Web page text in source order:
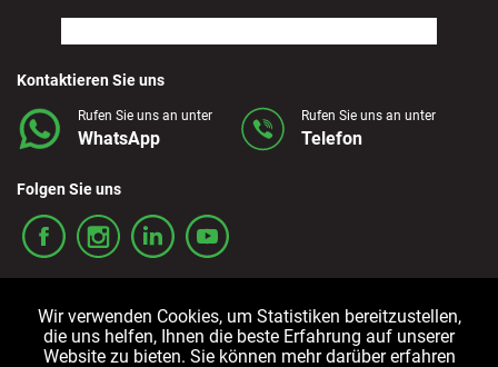
Fuerteventura - Airport
Granada - Downtown
Granada - Downtown
Guadalajara - Downtown
Kontaktieren Sie uns
Rufen Sie uns an unter
WhatsApp
Rufen Sie uns an unter
Telefon
Folgen Sie uns
Wir verwenden Cookies, um Statistiken bereitzustellen,
die uns helfen, Ihnen die beste Erfahrung auf unserer
Website zu bieten. Sie können mehr darüber erfahren